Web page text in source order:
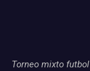
Torneo mixto futbol